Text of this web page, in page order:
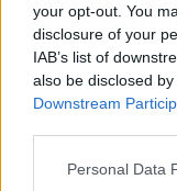
your opt-out. You
disclosure of your
IAB’s list of
also be disclosed
Downstream
Personal Data